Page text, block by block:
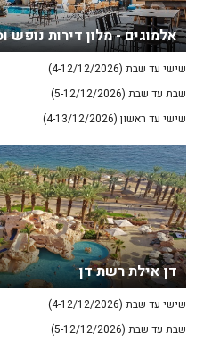
אלמוגים - מלון דירות נופש
שישי עד שבת (4-12/12/2026)
שבת עד שבת (5-12/12/2026)
שישי עד ראשון (4-13/12/2026)
דן אילת רשת דן
שישי עד שבת (4-12/12/2026)
שבת עד שבת (5-12/12/2026)